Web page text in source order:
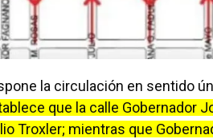
la circulación en sentido
que la calle Gobernador
Troxler; mientras que